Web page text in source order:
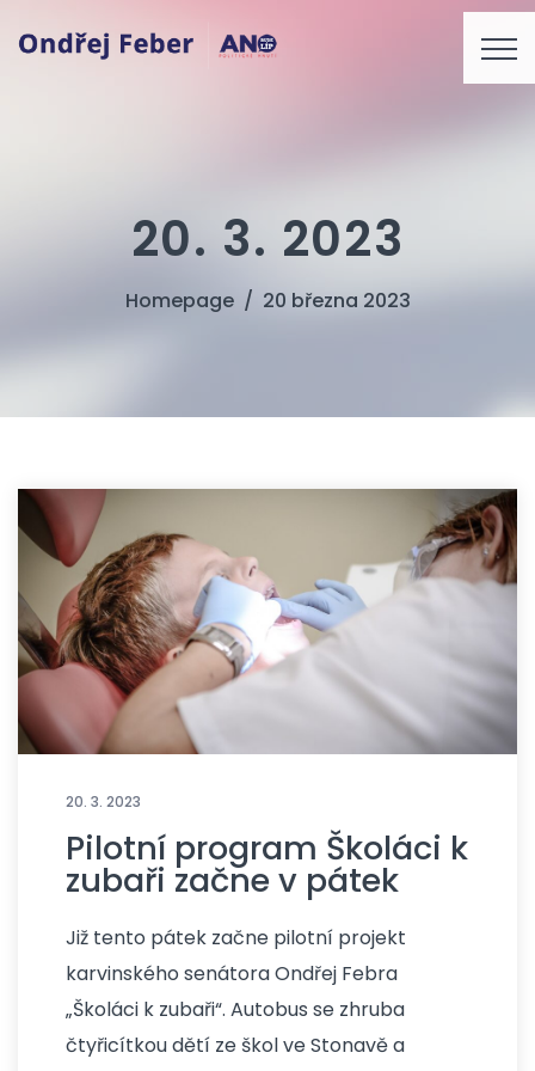
20. 3. 2023
Homepage 20 března 2023
20. 3. 2023
Pilotní program Školáci k
zubaři začne v pátek
Již tento pátek začne pilotní projekt
karvinského senátora Ondřej Febra
„Školáci k zubaři“. Autobus se zhruba
čtyřicítkou dětí ze škol ve Stonavě a